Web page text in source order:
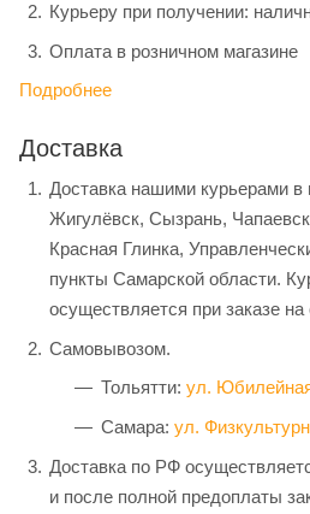
Курьеру при получении:
Оплата в розничном магазине
Подробнее
Доставка
Доставка нашими курьерами в
Жигулёвск, Сызрань,
Красная Глинка,
пункты Самарской области.
осуществляется при заказе
Самовывозом.
Тольятти: ул.
Самара: ул.
Доставка по РФ
и после полной предоплаты